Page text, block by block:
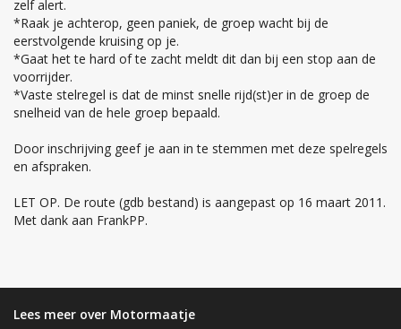
zelf alert.
*Raak je achterop, geen paniek, de groep wacht bij de
eerstvolgende kruising op je.
*Gaat het te hard of te zacht meldt dit dan bij een stop aan de
voorrijder.
*Vaste stelregel is dat de minst snelle rijd(st)er in de groep de
snelheid van de hele groep bepaald.
Door inschrijving geef je aan in te stemmen met deze spelregels
en afspraken.
LET OP. De route (gdb bestand) is aangepast op 16 maart 2011.
Met dank aan FrankPP.
Lees meer over Motormaatje